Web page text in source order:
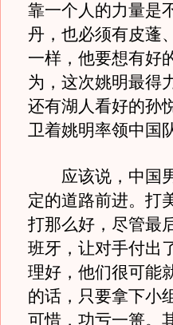
靠一个人的力量是
丹，也必须有皮蓬
一样，他要想有好
为，这次姚明最得
还有湖人看好的孙
卫着姚明率领中国
应该说，中国男
定的道路前进。打
打那么好，尽管最
班牙，让对手付出
理好，他们很可能
的话，只要拿下小
可惜，功亏一篑。